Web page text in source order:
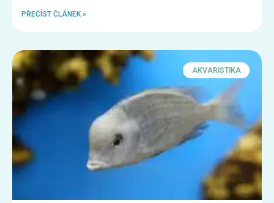
PŘEČÍST ČLÁNEK »
AKVARISTIKA